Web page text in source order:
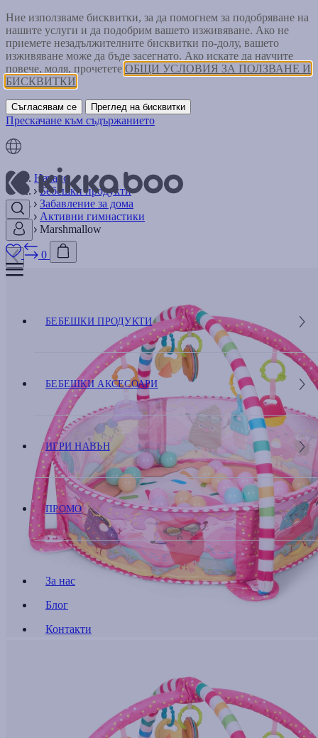
Ние използваме бисквитки, за да помогнем за подобряване на
нашите услуги и да подобрим вашето изживяване. Ако не
приемете незадължителните бисквитки по-долу, вашето
изживяване може да бъде засегнато. Ако искате да научите
повече, моля, прочетете ОБЩИ УСЛОВИЯ ЗА ПОЛЗВАНЕ И
БИСКВИТКИ
Съгласявам се Преглед на бисквитки
Прескачане към съдържанието
0
БЕБЕШКИ ПРОДУКТИ
БЕБЕШКИ АКСЕСОАРИ
ИГРИ НАВЪН
ПРОМО
За нас
Блог
Контакти
Начало
Бебешки продукти
Забавление за дома
Активни гимнастики
Marshmallow